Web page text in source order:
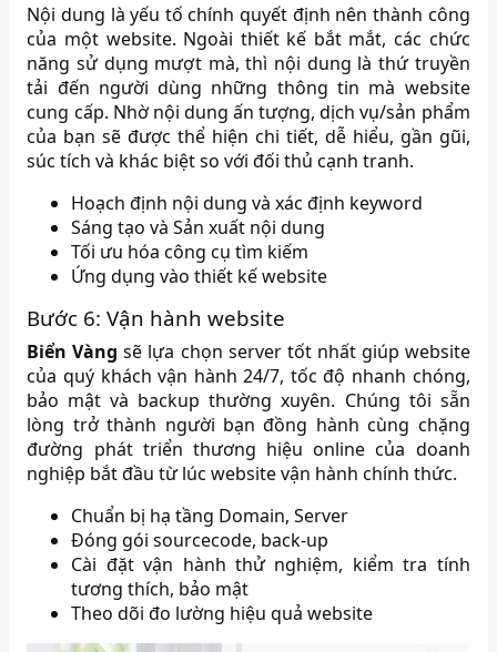
Nội dung là yếu tố chính quyết định nên thành công
của một website. Ngoài thiết kế bắt mắt, các chức
năng sử dụng mượt mà, thì nội dung là thứ truyền
tải đến người dùng những thông tin mà website
cung cấp. Nhờ nội dung ấn tượng, dịch vụ/sản phẩm
của bạn sẽ được thể hiện chi tiết, dễ hiểu, gần gũi,
súc tích và khác biệt so với đối thủ cạnh tranh.
Hoạch định nội dung và xác định keyword
Sáng tạo và Sản xuất nội dung
Tối ưu hóa công cụ tìm kiếm
Ứng dụng vào thiết kế website
Bước 6: Vận hành website
Biển Vàng sẽ lựa chọn server tốt nhất giúp website
của quý khách vận hành 24/7, tốc độ nhanh chóng,
bảo mật và backup thường xuyên. Chúng tôi sẵn
lòng trở thành người bạn đồng hành cùng chặng
đường phát triển thương hiệu online của doanh
nghiệp bắt đầu từ lúc website vận hành chính thức.
Chuẩn bị hạ tầng Domain, Server
Đóng gói sourcecode, back-up
Cài đặt vận hành thử nghiệm, kiểm tra tính
tương thích, bảo mật
Theo dõi đo lường hiệu quả website